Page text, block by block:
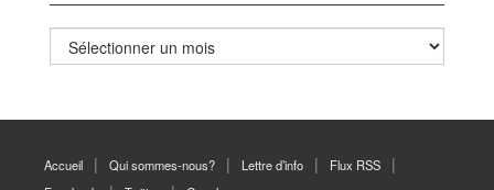
Archives
magazine
Accueil Qui sommes-nous? Lettre d’info
Flux RSS